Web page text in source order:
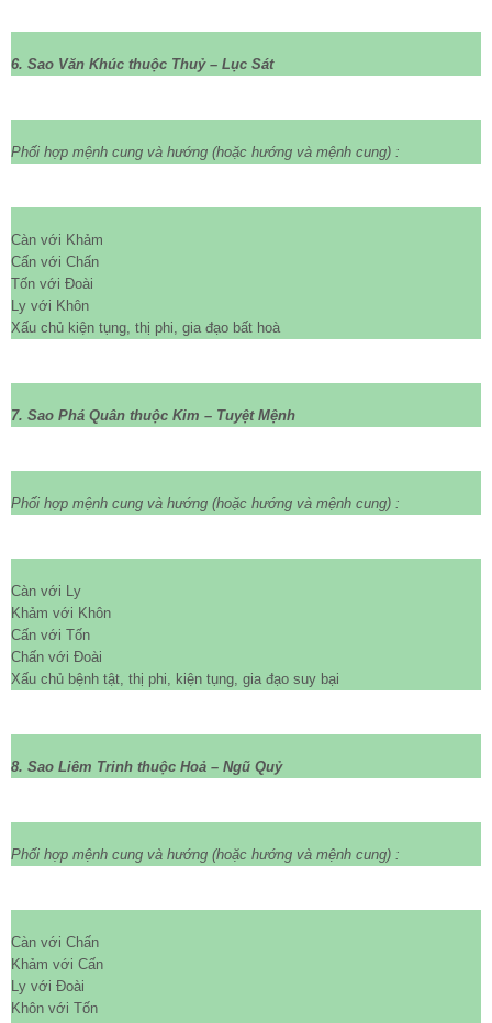
6. Sao Văn Khúc thuộc Thuỷ – Lục Sát
Phối hợp mệnh cung và hướng (hoặc hướng và mệnh cung) :
Càn với Khảm
Cấn với Chấn
Tốn với Đoài
Ly với Khôn
Xấu chủ kiện tụng, thị phi, gia đạo bất hoà
7. Sao Phá Quân thuộc Kim – Tuyệt Mệnh
Phối hợp mệnh cung và hướng (hoặc hướng và mệnh cung) :
Càn với Ly
Khảm với Khôn
Cấn với Tốn
Chấn với Đoài
Xấu chủ bệnh tật, thị phi, kiện tụng, gia đạo suy bại
8. Sao Liêm Trinh thuộc Hoả – Ngũ Quỷ
Phối hợp mệnh cung và hướng (hoặc hướng và mệnh cung) :
Càn với Chấn
Khảm với Cấn
Ly với Đoài
Khôn với Tốn